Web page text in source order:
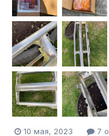
10 мая, 2023 7